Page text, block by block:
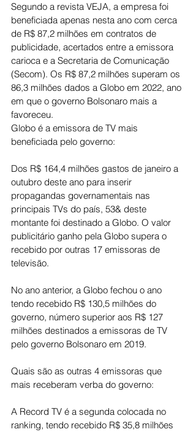
Segundo a revista VEJA, a empresa foi
beneficiada apenas nesta ano com cerca
de R$ 87,2 milhões em contratos de
publicidade, acertados entre a emissora
carioca e a Secretaria de Comunicação
(Secom). Os R$ 87,2 milhões superam os
86,3 milhões dados a Globo em 2022, ano
em que o governo Bolsonaro mais a
favoreceu.
Globo é a emissora de TV mais
beneficiada pelo governo:
Dos R$ 164,4 milhões gastos de janeiro a
outubro deste ano para inserir
propagandas governamentais nas
principais TVs do país, 53& deste
montante foi destinado a Globo. O valor
publicitário ganho pela Globo supera o
recebido por outras 17 emissoras de
televisão.
No ano anterior, a Globo fechou o ano
tendo recebido R$ 130,5 milhões do
governo, número superior aos R$ 127
milhões destinados a emissoras de TV
pelo governo Bolsonaro em 2019.
Quais são as outras 4 emissoras que
mais receberam verba do governo:
A Record TV é a segunda colocada no
ranking, tendo recebido R$ 35,8 milhões